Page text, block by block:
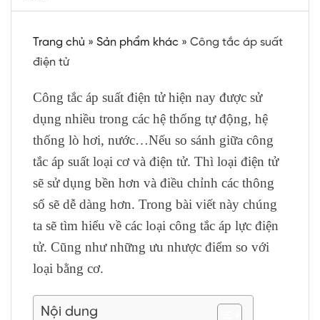
Trang chủ » Sản phẩm khác » Công tắc áp suất
điện tử
Công tắc áp suất điện tử hiện nay được sử
dụng nhiều trong các hệ thống tự động, hệ
thống lò hơi, nước…Nếu so sánh giữa công
tắc áp suất loại cơ và điện tử. Thì loại điện tử
sẽ sử dụng bền hơn và điều chỉnh các thông
số sẽ dễ dàng hơn. Trong bài viết này chúng
ta sẽ tìm hiểu về các loại công tắc áp lực điện
tử. Cũng như những ưu nhược điểm so với
loại bằng cơ.
Nội dung